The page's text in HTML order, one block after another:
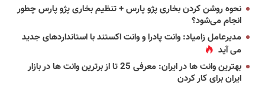
نحوه روشن کردن بخاری پژو پارس + تنظیم بخاری پژو پارس چطور
انجام می‌شود؟
مدیرعامل زامیاد: وانت پادرا و وانت اکستند با استانداردهای جدید
می آید
بهترین وانت ها در ایران: معرفی 25 تا از برترین وانت ها در بازار
ایران برای کار کردن